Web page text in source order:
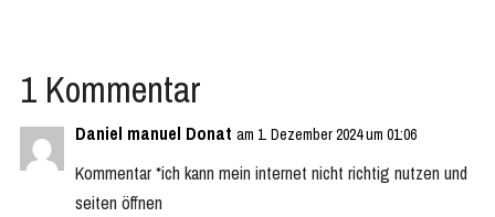
1 Kommentar
Daniel manuel Donat am 1. Dezember 2024 um 01:06
Kommentar *ich kann mein internet nicht richtig nutzen und
seiten öffnen